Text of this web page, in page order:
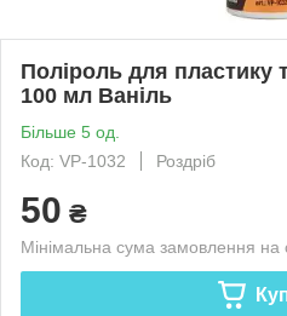
Поліроль для пластику
100 мл Ваніль
Більше 5 од.
Код: VP-1032
Роздріб
50 ₴
Мінімальна сума замовлення на